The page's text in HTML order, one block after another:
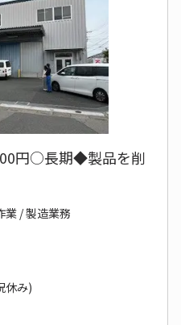
円○長期◆製品を削
業 / 製造業務
休み)